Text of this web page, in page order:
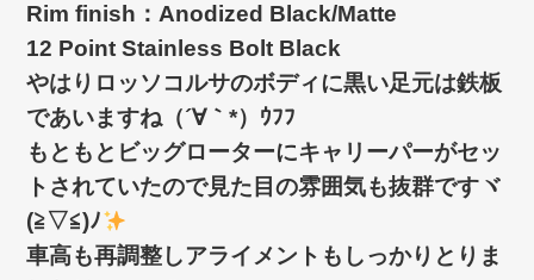
Rim finish：Anodized Black/Matte
12 Point Stainless Bolt Black
やはりロッソコルサのボディに黒い足元は鉄板
であいますね（´∀｀*）ｳﾌﾌ
もともとビッグローターにキャリーパーがセッ
トされていたので見た目の雰囲気も抜群ですヾ
(≧▽≦)ﾉ
車高も再調整しアライメントもしっかりとりま